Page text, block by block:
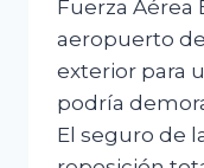
Fuerza Aérea
aeropuerto
exterior para
podría
El seguro de